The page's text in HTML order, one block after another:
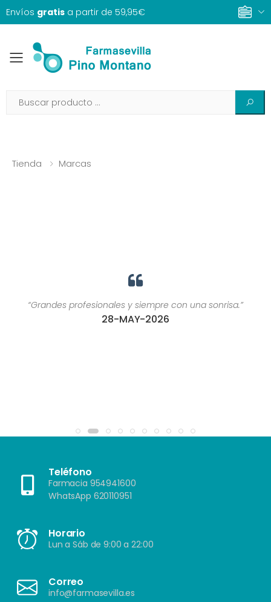
Envíos gratis a partir de 59,95€
Toggle mobile menu
Tienda Marcas
“Grandes profesionales y siempre con una sonrisa.”
28-MAY-2026
Teléfono
Farmacia 954941600
WhatsApp 620110951
Horario
Lun a Sáb de 9:00 a 22:00
Correo
info@farmasevilla.es